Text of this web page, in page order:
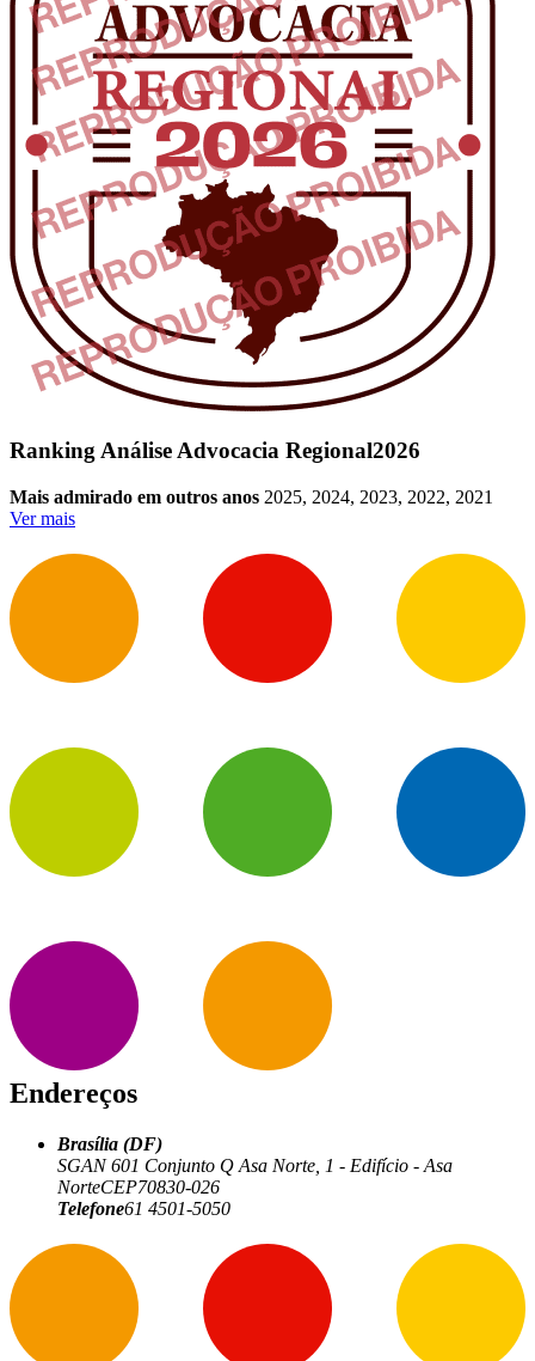
Ranking Análise Advocacia Regional2026
Mais admirado em outros anos 2025, 2024, 2023, 2022, 2021
Ver mais
Endereços
Brasília (DF)
SGAN 601 Conjunto Q Asa Norte, 1 - Edifício - Asa
NorteCEP70830-026
Telefone61 4501-5050